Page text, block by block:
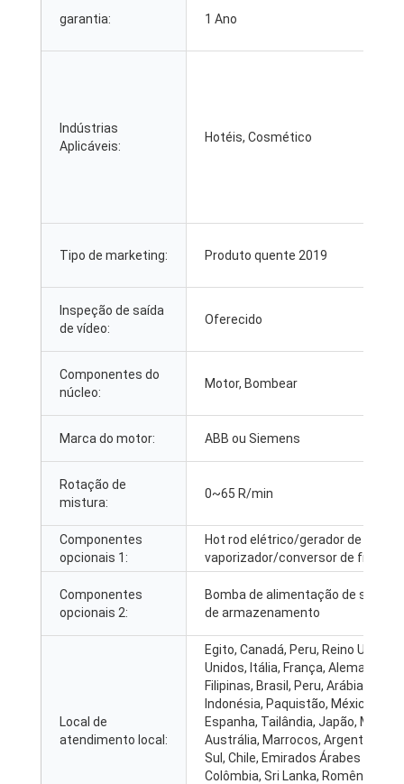
garantia: 1 Ano
Indústrias
Aplicáveis:
Hotéis, Cosmético
Tipo de marketing: Produto quente 2019
Inspeção de saída
de vídeo:
Oferecido
Componentes do
núcleo:
Motor, Bombear
Marca do motor: ABB ou Siemens
Rotação de
mistura:
0~65 R/min
Componentes
opcionais 1:
Hot rod elétrico/gerador de
vaporizador/conversor de
Componentes
opcionais 2:
Bomba de alimentação de
de armazenamento
Local de
atendimento local:
Egito, Canadá, Peru, Reino Unido,
Unidos, Itália, França, Alemanha,
Filipinas, Brasil, Peru, Arábia
Indonésia, Paquistão, México,
Espanha, Tailândia, Japão,
Austrália, Marrocos, Argentina,
Sul, Chile, Emirados Árabes
Colômbia, Sri Lanka, Romênia,